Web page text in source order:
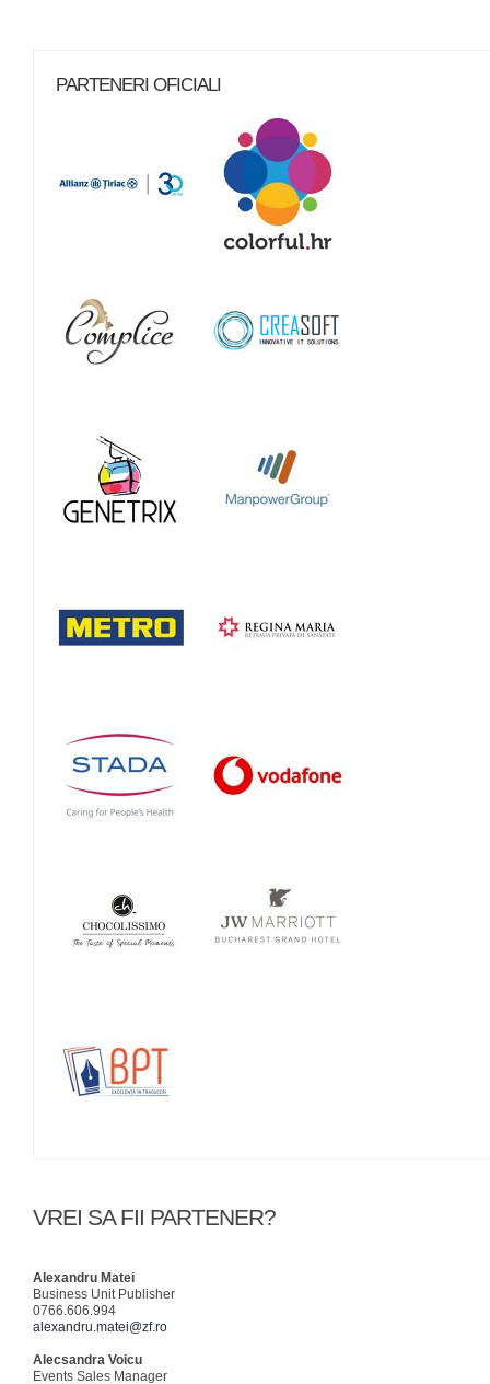
PARTENERI OFICIALI
VREI SA FII PARTENER?
Alexandru Matei
Business Unit Publisher
0766.606.994
alexandru.matei@zf.ro
Alecsandra Voicu
Events Sales Manager